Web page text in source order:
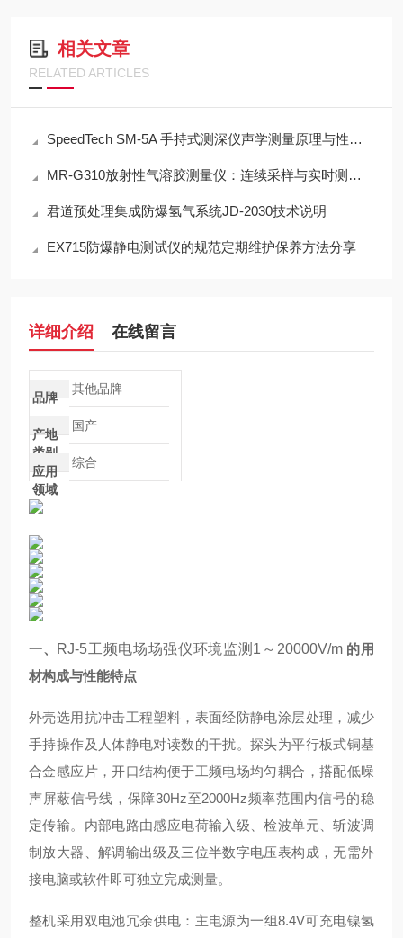
相关文章
RELATED ARTICLES
SpeedTech SM-5A 手持式测深仪声学测量原理与性能分析
MR-G310放射性气溶胶测量仪：连续采样与实时测量一体化设计
君道预处理集成防爆氢气系统JD-2030技术说明
EX715防爆静电测试仪的规范定期维护保养方法分享
详细介绍 在线留言
品牌
其他品牌
产地
类别
国产
应用
领域
综合
一、 RJ-5工频电场场强仪环境监测1～20000V/m的用
材构成与性能特点
外壳选用抗冲击工程塑料，表面经防静电涂层处理，减少
手持操作及人体静电对读数的干扰。探头为平行板式铜基
合金感应片，开口结构便于工频电场均匀耦合，搭配低噪
声屏蔽信号线，保障30Hz至2000Hz频率范围内信号的稳
定传输。内部电路由感应电荷输入级、检波单元、斩波调
制放大器、解调输出级及三位半数字电压表构成，无需外
接电脑或软件即可独立完成测量。
整机采用双电池冗余供电：主电源为一组8.4V可充电镍氢